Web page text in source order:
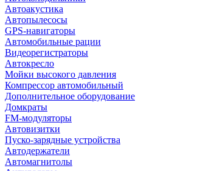
Автоакустика
Автопылесосы
GPS-навигаторы
Автомобильные рации
Видеорегистраторы
Автокресло
Мойки высокого давления
Компрессор автомобильный
Дополнительное оборудование
Домкраты
FM-модуляторы
Автовизитки
Пуско-зарядные устройства
Автодержатели
Автомагнитолы